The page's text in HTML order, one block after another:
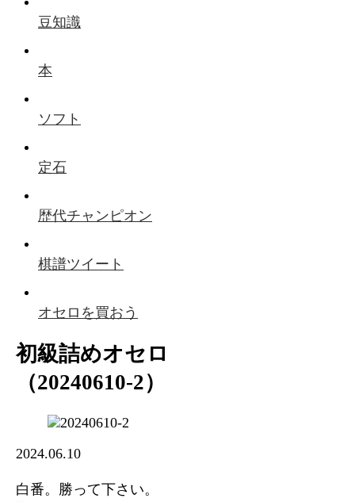
豆知識
本
ソフト
定石
歴代チャンピオン
棋譜ツイート
オセロを買おう
初級詰めオセロ
（20240610-2）
2024.06.10
白番。勝って下さい。